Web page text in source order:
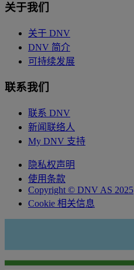
关于我们
关于 DNV
DNV 简介
可持续发展
联系我们
联系 DNV
新闻联络人
My DNV 支持
隐私权声明
使用条款
Copyright © DNV AS 2025
Cookie 相关信息